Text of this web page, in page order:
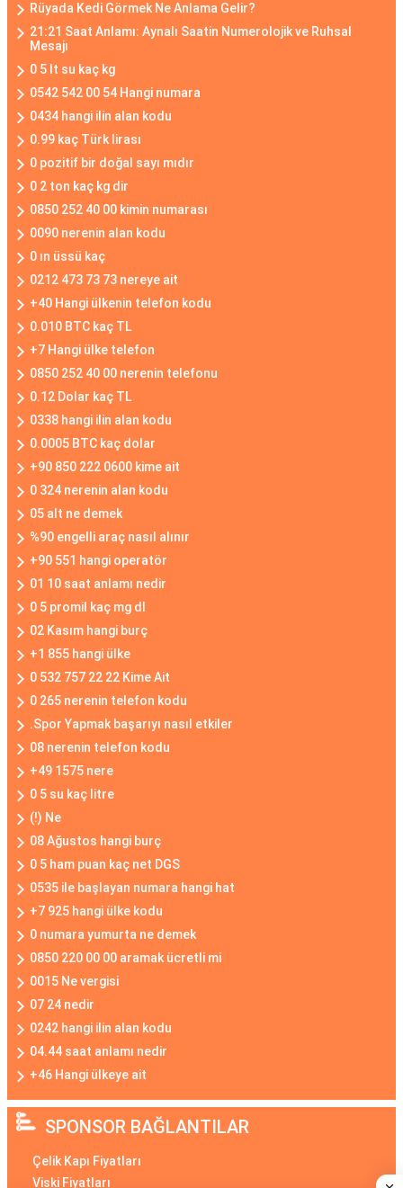
Rüyada Kedi Görmek Ne Anlama Gelir?
21:21 Saat Anlamı: Aynalı Saatin Numerolojik ve Ruhsal
Mesajı
0 5 lt su kaç kg
0542 542 00 54 Hangi numara
0434 hangi ilin alan kodu
0.99 kaç Türk lirası
0 pozitif bir doğal sayı mıdır
0 2 ton kaç kg dir
0850 252 40 00 kimin numarası
0090 nerenin alan kodu
0 ın üssü kaç
0212 473 73 73 nereye ait
+40 Hangi ülkenin telefon kodu
0.010 BTC kaç TL
+7 Hangi ülke telefon
0850 252 40 00 nerenin telefonu
0.12 Dolar kaç TL
0338 hangi ilin alan kodu
0.0005 BTC kaç dolar
+90 850 222 0600 kime ait
0 324 nerenin alan kodu
05 alt ne demek
%90 engelli araç nasıl alınır
+90 551 hangi operatör
01 10 saat anlamı nedir
0 5 promil kaç mg dl
02 Kasım hangi burç
+1 855 hangi ülke
0 532 757 22 22 Kime Ait
0 265 nerenin telefon kodu
.Spor Yapmak başarıyı nasıl etkiler
08 nerenin telefon kodu
+49 1575 nere
0 5 su kaç litre
(!) Ne
08 Ağustos hangi burç
0 5 ham puan kaç net DGS
0535 ile başlayan numara hangi hat
+7 925 hangi ülke kodu
0 numara yumurta ne demek
0850 220 00 00 aramak ücretli mi
0015 Ne vergisi
07 24 nedir
0242 hangi ilin alan kodu
04.44 saat anlamı nedir
+46 Hangi ülkeye ait
SPONSOR BAĞLANTILAR
Çelik Kapı Fiyatları
Viski Fiyatları